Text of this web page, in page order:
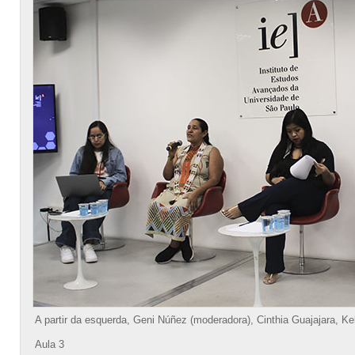
A partir da esquerda, Geni Núñez (moderadora), Cinthia Guajajara,
Aula 3